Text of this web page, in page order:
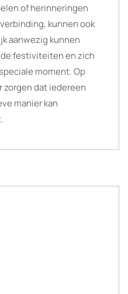
of herinneringen
kunnen ook
aanwezig kunnen
festiviteiten en zich
moment. Op
zorgen dat iedereen
manier kan